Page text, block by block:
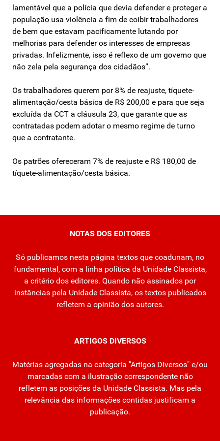
lamentável que a polícia que devia defender e proteger a
população usa violência a fim de coibir trabalhadores
de bem que estavam pacificamente lutando por
melhorias para defender os interesses de empresas
privadas. Infelizmente, isso é reflexo de um governo que
não zela pela segurança dos cidadãos”.
Os trabalhadores querem por 8% de reajuste, tíquete-
alimentação/cesta básica de R$ 200,00 e para que seja
excluída da CCT a cláusula 23, que garante que as
contratadas podem adotar o mesmo regime de turno
que a contratante.
Os patrões ofereceram 7% de reajuste e R$ 180,00 de
tíquete-alimentação/cesta básica.
NOTAS DOS EDITORES
Só publicamos nesta página textos que coadunam, no
fundamental, com a linha política da Unidade Classista,
a critério dos editores. Quando não assinados por
instâncias pela Unidade Classista, os textos publicados
refletem a opinião dos autores.
ARTIGOS DIVERSOS
Matérias agregadas na categoria "Artigos Diversos" e/ou
marcadas com a ilustração correspondente não
refletem as posições da Unidade Classista. Mas pela
relevância das informações contidas justificam a
publicação.